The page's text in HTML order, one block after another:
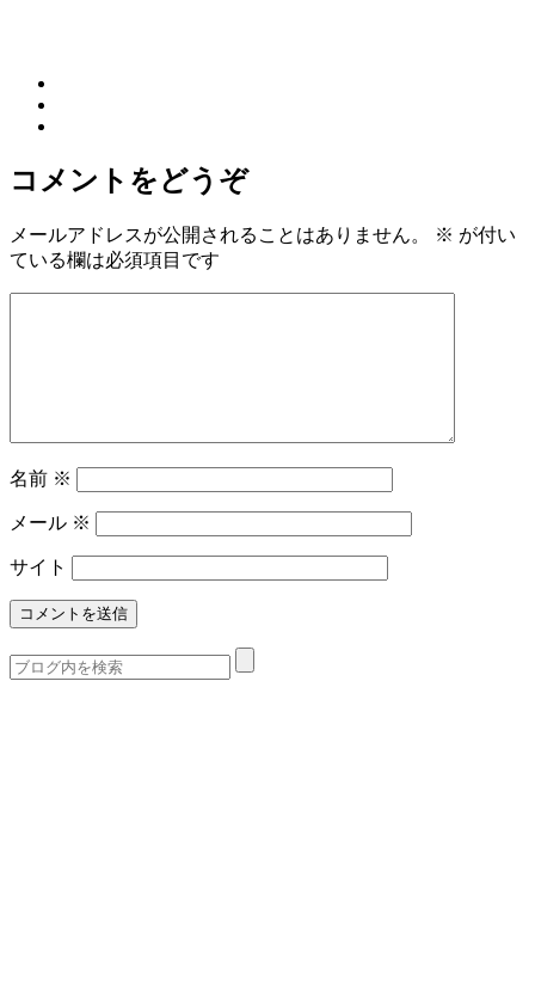
コメントをどうぞ
メールアドレスが公開されることはありません。 ※ が付い
ている欄は必須項目です
名前 ※
メール ※
サイト